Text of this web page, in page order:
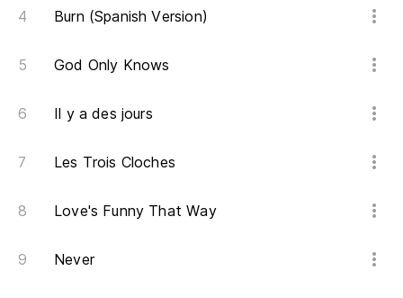
Burn (Spanish Version)
God Only Knows
Il y a des jours
Les Trois Cloches
Love's Funny That Way
Never